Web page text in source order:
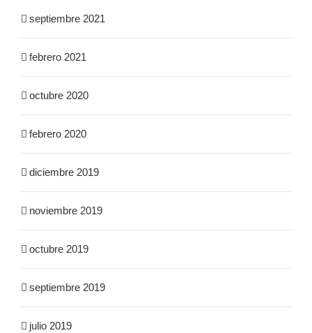
septiembre 2021
febrero 2021
octubre 2020
febrero 2020
diciembre 2019
noviembre 2019
octubre 2019
septiembre 2019
julio 2019